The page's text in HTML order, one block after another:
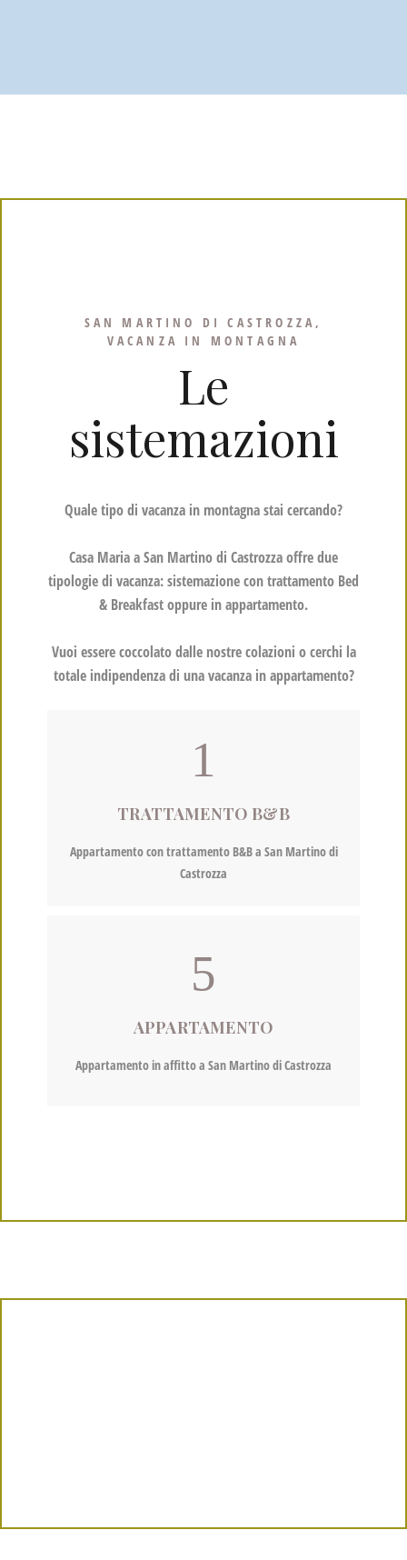
SAN MARTINO DI CASTROZZA,
VACANZA IN MONTAGNA
Le
sistemazioni
Quale tipo di vacanza in montagna stai cercando?
Casa Maria a San Martino di Castrozza offre due
tipologie di vacanza: sistemazione con trattamento Bed
& Breakfast oppure in appartamento.
Vuoi essere coccolato dalle nostre colazioni o cerchi la
totale indipendenza di una vacanza in appartamento?
TRATTAMENTO B&B
Appartamento con trattamento B&B a San Martino di
Castrozza
APPARTAMENTO
Appartamento in affitto a San Martino di Castrozza